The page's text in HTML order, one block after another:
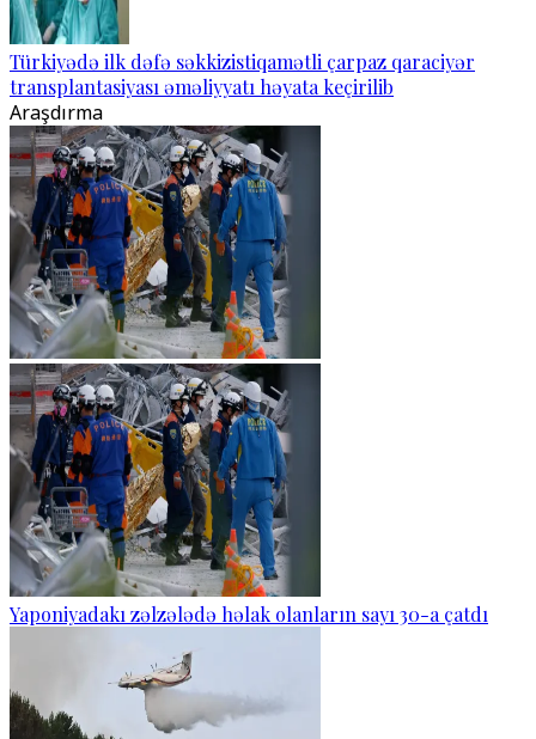
Türkiyədə ilk dəfə səkkizistiqamətli çarpaz qaraciyər
transplantasiyası əməliyyatı həyata keçirilib
Araşdırma
Yaponiyadakı zəlzələdə həlak olanların sayı 30-a çatdı